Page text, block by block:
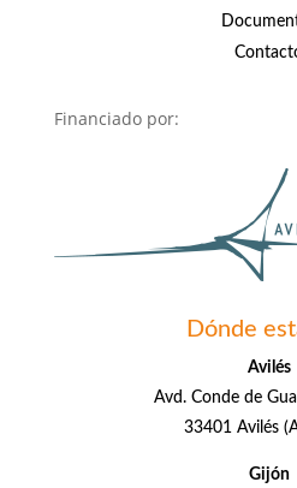
Financiado por:
Dónde
Avilés
Avd. Conde de
33401 Avilés
Gijón